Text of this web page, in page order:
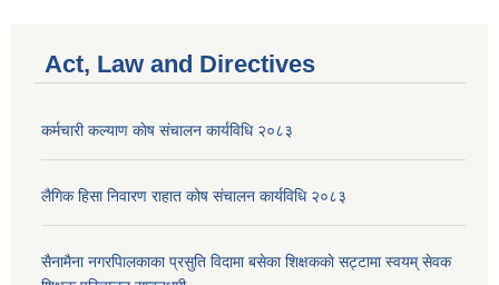
Act, Law and Directives
कर्मचारी कल्याण काेष संचालन कार्यविधि २०८३
लैगिक हिसा निवारण राहात कोष संचालन कार्यविधि २०८३
सैनामैना नगरपािलकाका प्रसुति विदामा बसेका शिक्षककाे सट्टामा स्वयम् सेवक